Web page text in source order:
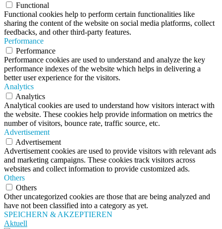
Functional
Functional cookies help to perform certain functionalities like
sharing the content of the website on social media platforms, collect
feedbacks, and other third-party features.
Performance
Performance
Performance cookies are used to understand and analyze the key
performance indexes of the website which helps in delivering a
better user experience for the visitors.
Analytics
Analytics
Analytical cookies are used to understand how visitors interact with
the website. These cookies help provide information on metrics the
number of visitors, bounce rate, traffic source, etc.
Advertisement
Advertisement
Advertisement cookies are used to provide visitors with relevant ads
and marketing campaigns. These cookies track visitors across
websites and collect information to provide customized ads.
Others
Others
Other uncategorized cookies are those that are being analyzed and
have not been classified into a category as yet.
SPEICHERN & AKZEPTIEREN
Aktuell